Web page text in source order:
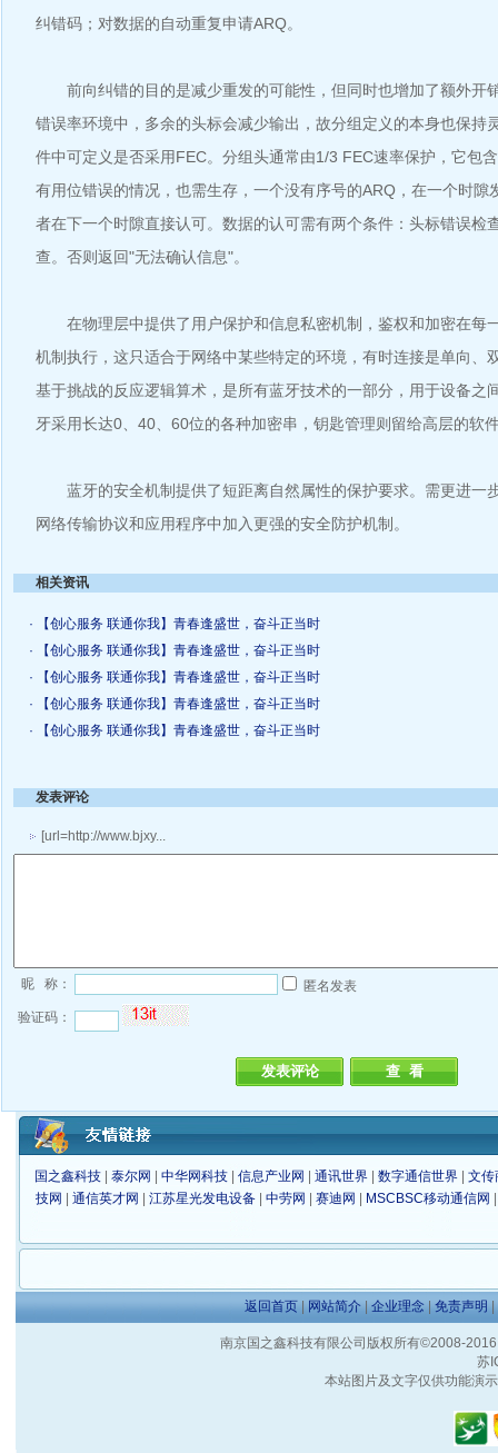
纠错码；对数据的自动重复申请ARQ。
前向纠错的目的是减少重发的可能性，但同时也增加了额外开
错误率环境中，多余的头标会减少输出，故分组定义的本身也保持
件中可定义是否采用FEC。分组头通常由1/3 FEC速率保护，它包
有用位错误的情况，也需生存，一个没有序号的ARQ，在一个时隙
者在下一个时隙直接认可。数据的认可需有两个条件：头标错误检
查。否则返回"无法确认信息"。
在物理层中提供了用户保护和信息私密机制，鉴权和加密在每
机制执行，这只适合于网络中某些特定的环境，有时连接是单向、
基于挑战的反应逻辑算术，是所有蓝牙技术的一部分，用于设备之
牙采用长达0、40、60位的各种加密串，钥匙管理则留给高层的软
蓝牙的安全机制提供了短距离自然属性的保护要求。需更进一
网络传输协议和应用程序中加入更强的安全防护机制。
相关资讯
· 【创心服务 联通你我】青春逢盛世，奋斗正当时
· 【创心服务 联通你我】青春逢盛世，奋斗正当时
· 【创心服务 联通你我】青春逢盛世，奋斗正当时
· 【创心服务 联通你我】青春逢盛世，奋斗正当时
· 【创心服务 联通你我】青春逢盛世，奋斗正当时
发表评论
[url=http://www.bjxy...
昵 称：
匿名发表
验证码：
国之鑫科技 泰尔网 中华网科技 信息产业网 通讯世界 数字通信世界
文传
技网
通信英才网 江苏星光发电设备| 中劳网 赛迪网 MSCBSC移动通信网
返回首页| 网站简介 | 企业理念 | 免责声明 |
南京国之鑫科技有限公司版权所有©2008-
苏
本站图片及文字仅供功能演